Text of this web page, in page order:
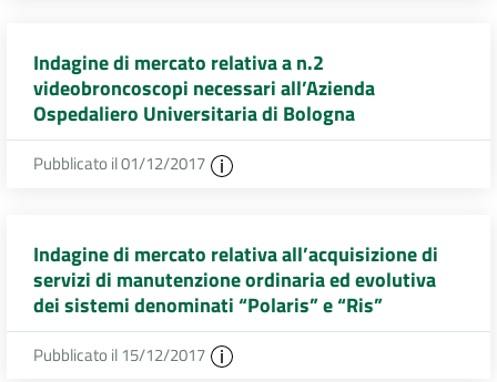
Indagine di mercato relativa a n.2
videobroncoscopi necessari all’Azienda
Ospedaliero Universitaria di Bologna
Pubblicato il 01/12/2017
Indagine di mercato relativa all’acquisizione di
servizi di manutenzione ordinaria ed evolutiva
dei sistemi denominati “Polaris” e “Ris”
Pubblicato il 15/12/2017